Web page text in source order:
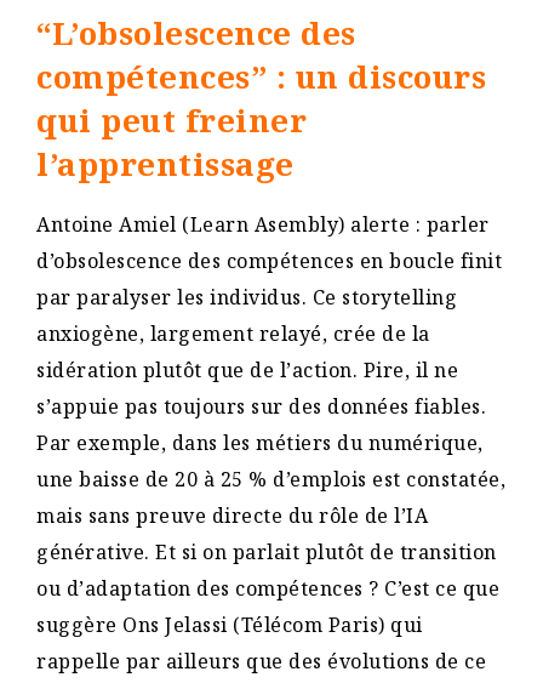
“L’obsolescence des
compétences” : un discours
qui peut freiner
l’apprentissage
Antoine Amiel (Learn Asembly) alerte : parler
d’obsolescence des compétences en boucle finit
par paralyser les individus. Ce storytelling
anxiogène, largement relayé, crée de la
sidération plutôt que de l’action. Pire, il ne
s’appuie pas toujours sur des données fiables.
Par exemple, dans les métiers du numérique,
une baisse de 20 à 25 % d’emplois est constatée,
mais sans preuve directe du rôle de l’IA
générative. Et si on parlait plutôt de transition
ou d’adaptation des compétences ? C’est ce que
suggère Ons Jelassi (Télécom Paris) qui
rappelle par ailleurs que des évolutions de ce